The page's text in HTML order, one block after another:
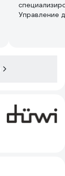
Управление